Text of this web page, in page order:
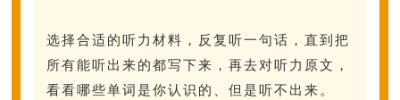
选择合适的听力材料，反复听一句话，直到把
所有能听出来的都写下来，再去对听力原文，
看看哪些单词是你认识的、但是听不出来。